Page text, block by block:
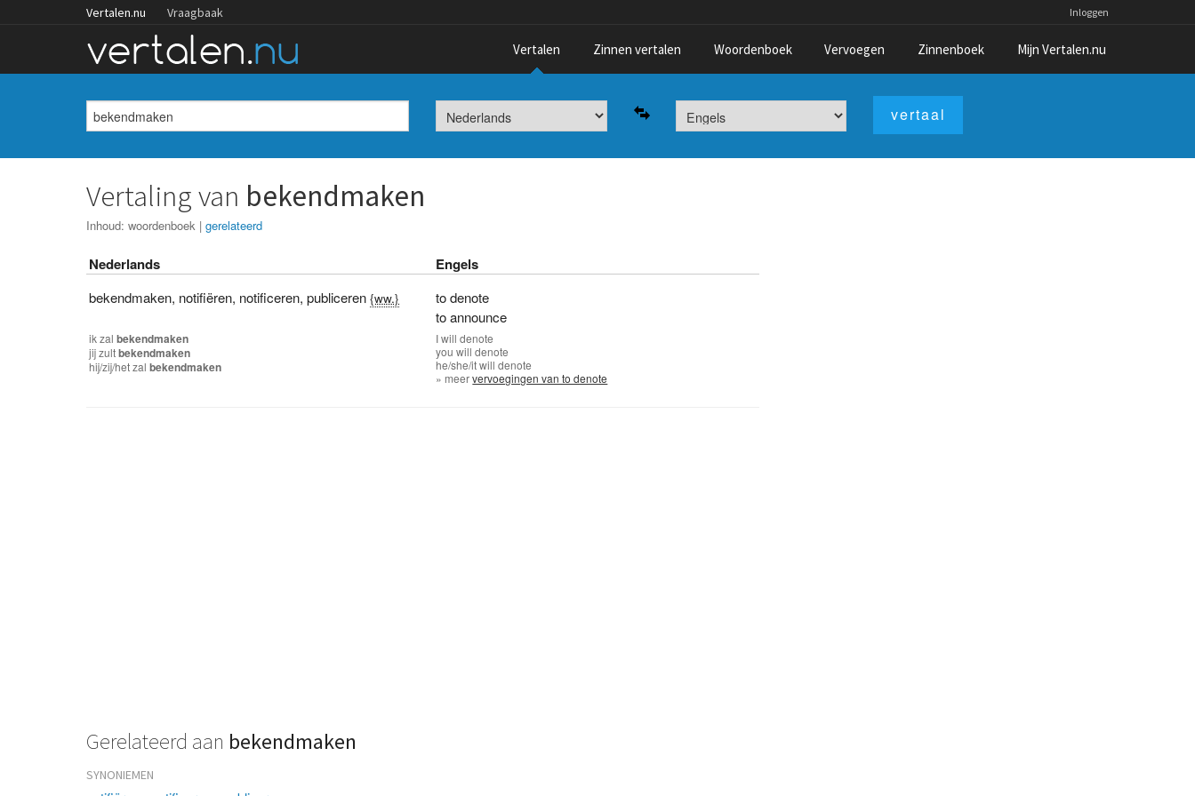
Vertalen.nu Vraagbaak Inloggen
Vertalen Zinnen vertalen Woordenboek Vervoegen Zinnenboek Mijn Vertalen.nu
Vertaling van bekendmaken
Inhoud:woordenboek |gerelateerd
Nederlands Engels
bekendmaken, notifiëren, notificeren,publiceren {ww.}
to denote
to announce
ikzalbekendmaken
jijzultbekendmaken
hij/zij/hetzalbekendmaken
Iwill denote
youwill denote
he/she/itwill denote
» meervervoegingen van to denote
Gerelateerd aan bekendmaken
SYNONIEMEN